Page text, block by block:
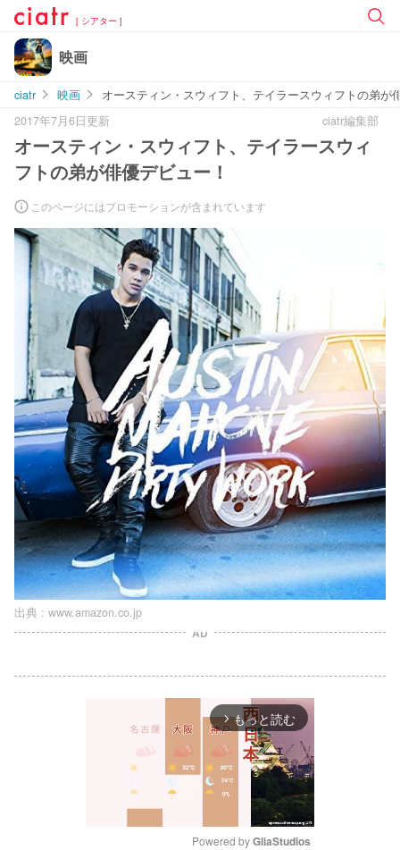
[ シアター ]
映画
ciatr 映画
オースティン・スウィフト、テイラースウィフトの弟が
2017年7月6日更新
ciatr編集部
オースティン・スウィフト、テイラースウィ
フトの弟が俳優デビュー！
このページにはプロモーションが含まれています
出典 : www.amazon.co.jp
AD
arrow_forward_ios もっと読む
Powered by GliaStudios